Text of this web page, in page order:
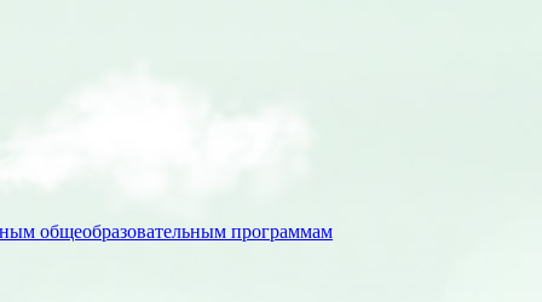
общеобразовательным программам